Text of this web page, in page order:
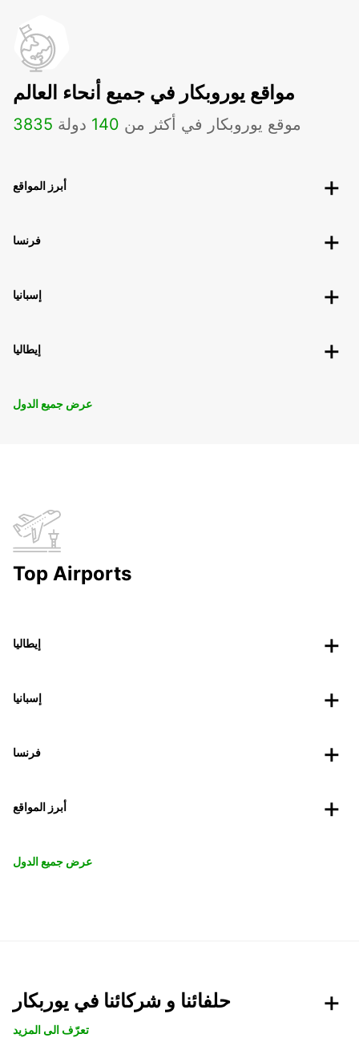
مواقع يوروبكار في جميع أنحاء العالم
3835 موقع يوروبكار في أكثر من 140 دولة
أبرز المواقع
فرنسا
إسبانيا
إيطاليا
عرض جميع الدول
Top Airports
إيطاليا
إسبانيا
فرنسا
أبرز المواقع
عرض جميع الدول
حلفائنا و شركائنا في يوربكار
تعرّف الى المزيد